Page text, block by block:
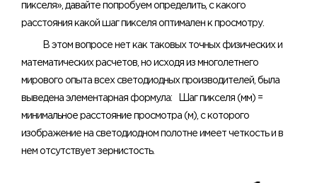
пикселя», давайте попробуем определить, с какого
расстояния какой шаг пикселя оптимален к просмотру.
В этом вопросе нет как таковых точных физических и
математических расчетов, но исходя из многолетнего
мирового опыта всех светодиодных производителей, была
выведена элементарная формула: Шаг пикселя (мм) =
минимальное расстояние просмотра (м), с которого
изображение на светодиодном полотне имеет четкость и в
нем отсутствует зернистость.